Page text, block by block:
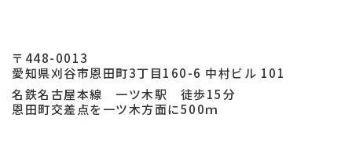
〒448-0013
愛知県刈谷市恩田町3丁目160-6 中村ビル 101
名鉄名古屋本線 一ツ木駅 徒歩15分
恩田町交差点を一ツ木方面に500ｍ